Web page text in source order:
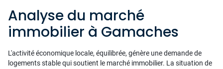
Analyse du marché
immobilier à Gamaches
L'activité économique locale, équilibrée, génère une demande de
logements stable qui soutient le marché immobilier. La situation de